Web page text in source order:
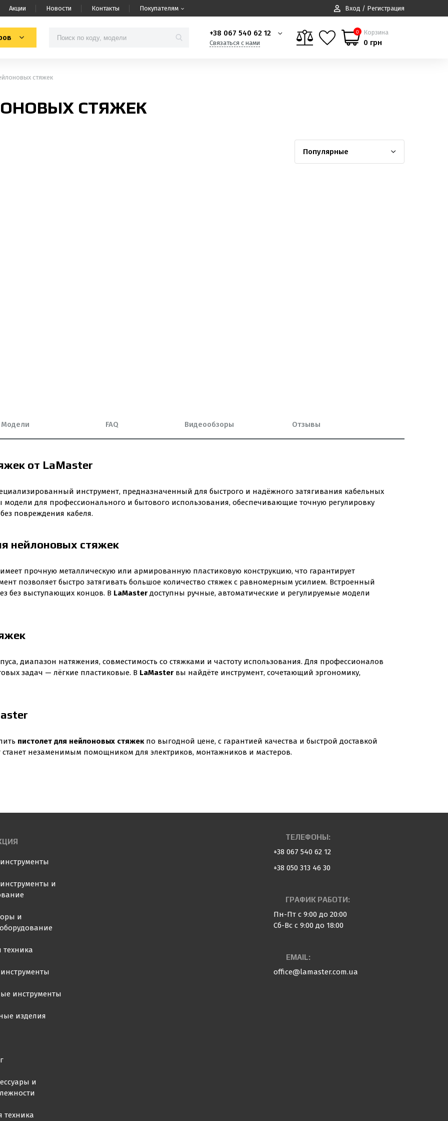
Акции Новости Контакты Покупателям Вход / Регистрация
+38 067 540 62 12
Связаться с нами
0 Корзина
0 грн
стяжек
СТЯЖЕК
Популярные
Модели FAQ Видеообзоры Отзывы
от LaMaster
инструмент, предназначенный для быстрого и надёжного затягивания кабельных
модели для профессионального и бытового использования, обеспечивающие точную регулировку
повреждения кабеля.
нейлоновых стяжек
прочную металлическую или армированную пластиковую конструкцию, что гарантирует
позволяет быстро затягивать большое количество стяжек с равномерным усилием. Встроенный
без выступающих концов. В LaMaster доступны ручные, автоматические и регулируемые модели
диапазон натяжения, совместимость со стяжками и частоту использования. Для профессионалов
задач — лёгкие пластиковые. В LaMaster вы найдёте инструмент, сочетающий эргономику,
пистолет для нейлоновых стяжекпо выгодной цене, с гарантией качества и быстрой доставкой
незаменимым помощником для электриков, монтажников и мастеров.
и
и
техника
инструменты
изделия
и
техника
ТЕЛЕФОНЫ:
+38 067 540 62 12
+38 050 313 46 30
ГРАФИК РАБОТИ:
Пн-Пт с 9:00 до 20:00
Сб-Вс с 9:00 до 18:00
EMAIL:
office@lamaster.com.ua